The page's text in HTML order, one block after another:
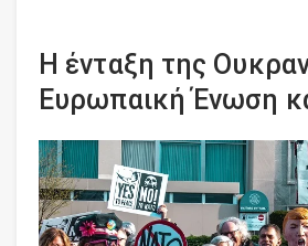
Η ένταξη της
Ευρωπαική Ένωση